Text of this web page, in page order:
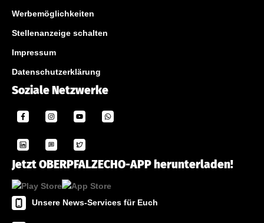
Werbemöglichkeiten
Stellenanzeige schalten
Impressum
Datenschutzerklärung
Soziale Netzwerke
Jetzt OBERPFALZECHO-APP herunterladen!
Unsere News-Services für Euch